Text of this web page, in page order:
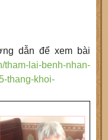
dẫn để xem bài
tham-lai-benh-nhan-
thang-khoi-